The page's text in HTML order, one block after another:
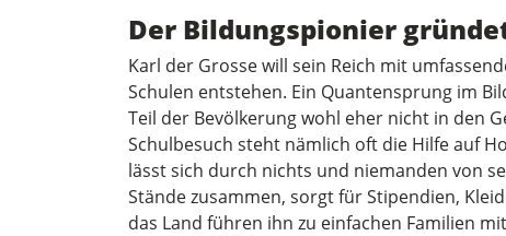
Der Bildungspionier
Karl der Grosse will sein Reich mit
Schulen entstehen. Ein Quantensprung im
Teil der Bevölkerung wohl eher nicht in den
Schulbesuch steht nämlich oft die Hilfe auf
lässt sich durch nichts und niemanden von
Stände zusammen, sorgt für Stipendien,
das Land führen ihn zu einfachen Familien